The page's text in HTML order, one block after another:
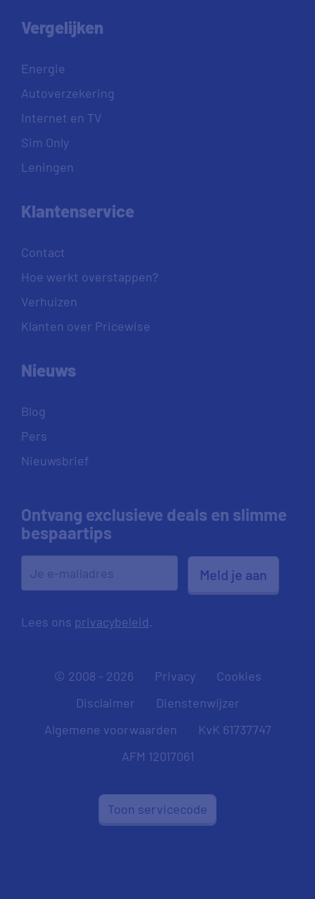
Vergelijken
Energie
Autoverzekering
Internet en TV
Sim Only
Leningen
Klantenservice
Contact
Hoe werkt overstappen?
Verhuizen
Klanten over Pricewise
Nieuws
Blog
Pers
Nieuwsbrief
Ontvang exclusieve deals en slimme
bespaartips
Meld je aan
Lees ons privacybeleid.
© 2008 - 2026 Privacy
Cookies
Disclaimer
Dienstenwijzer
Algemene voorwaarden
KvK 61737747
AFM 12017061
Toon servicecode